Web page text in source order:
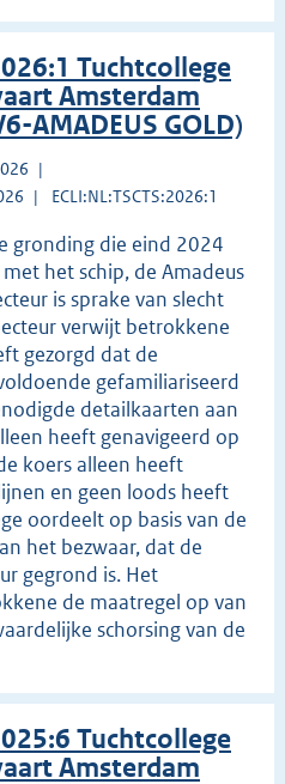
Tuchtcollege
Amsterdam
AMADEUS GOLD)
ECLI:NL:TSCTS:2026:1
gronding die eind 2024
het schip, de Amadeus
is sprake van slecht
verwijt betrokkene
gezorgd dat de
gefamiliariseerd
detailkaarten aan
heeft genavigeerd op
koers alleen heeft
en geen loods heeft
oordeelt op basis van de
het bezwaar, dat de
gegrond is. Het
de maatregel op van
schorsing van de
Tuchtcollege
Amsterdam